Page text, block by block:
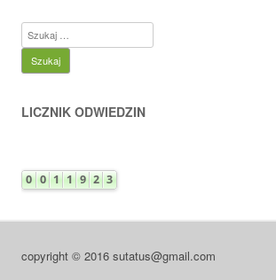
Szukaj:
LICZNIK ODWIEDZIN
copyright © 2016 sutatus@gmail.com